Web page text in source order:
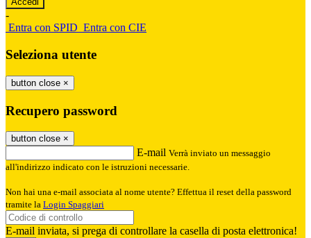
-
Entra con SPID Entra con CIE
Seleziona utente
button close ×
Recupero password
button close ×
E-mail Verrà inviato un messaggio
all'indirizzo indicato con le istruzioni necessarie.
Non hai una e-mail associata al nome utente? Effettua il reset della password
tramite la Login Spaggiari
E-mail inviata, si prega di controllare la casella di posta elettronica!